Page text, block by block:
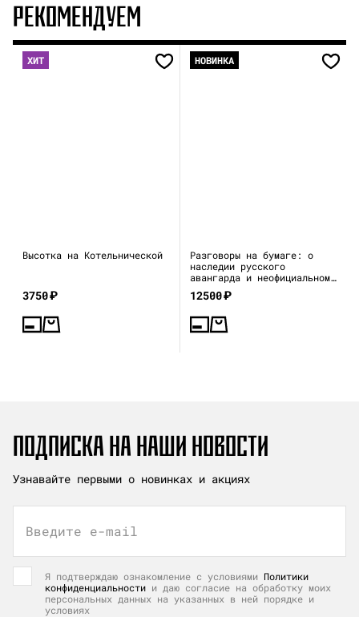
РЕКОМЕНДУЕМ
ХИТ
Высотка на Котельнической
3750₽
НОВИНКА
Разговоры на бумаге: о
наследии русского
авангарда и неофициальном
искусстве 1970–80-х
12500₽
ПОДПИСКА НА НАШИ НОВОСТИ
Узнавайте первыми о новинках и акциях
Введите e-mail
Я подтверждаю ознакомление с условиями Политики
конфиденциальности и даю согласие на обработку моих
персональных данных на указанных в ней порядке и
условиях